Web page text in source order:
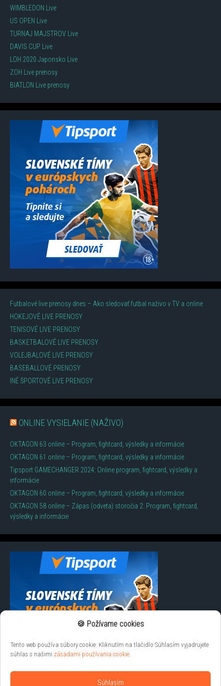
🍪 Požívame cookies
Tento web používa súbory cookie. Kliknutím na tlačidlo Súhlasím vyjadrujete
súhlas s našimi zásadami používania cookie.
Súhlasím
WIMBLEDON Live
US OPEN Live
TURNAJ MAJSTROV Live
DAVIS CUP Live
LOH 2020 Japonsko Live
ZOH Live prenosy
BIATLON Live prenosy
Futbalové live prenosy dnes – Ako sledovať futbal naživo v TV a online
HOKEJOVÉ LIVE PRENOSY
TENISOVÉ LIVE PRENOSY
BASKETBALOVÉ LIVE PRENOSY
VOLEJBALOVÉ LIVE PRENOSY
BASEBALLOVÉ PRENOSY
INÉ ŠPORTOVÉ LIVE PRENOSY
ONLINE VYSIELANIE (NAŽIVO)
OKTAGON 63 online – Program, fightcard, výsledky a informácie
OKTAGON 61 online – Program, fightcard, výsledky a informácie
Tipsport GAMECHANGER 2024: Online program, fightcard, výsledky a
informácie
OKTAGON 60 online – Program, fightcard, výsledky a informácie
OKTAGON 58 online – Zápas (odveta) storočia 2: Program, fightcard,
výsledky a informácie